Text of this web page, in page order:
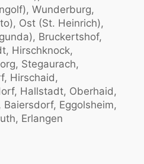
Wunderburg,
Ost (St. Heinrich),
Bruckertshof,
Hirschknock,
Stegaurach,
Hirschaid,
Hallstadt, Oberhaid,
Baiersdorf, Eggolsheim,
Erlangen